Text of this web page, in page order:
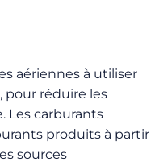
aériennes à utiliser
, pour réduire les
Les carburants
produits à partir
sources